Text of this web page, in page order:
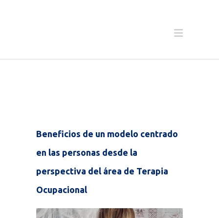
Beneficios de un modelo centrado
en las personas desde la
perspectiva del área de Terapia
Ocupacional